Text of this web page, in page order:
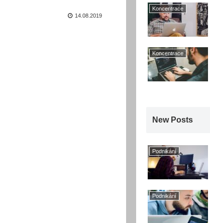
14.08.2019
Koncentrace
Koncentrace
New Posts
Podnikání
Podnikání